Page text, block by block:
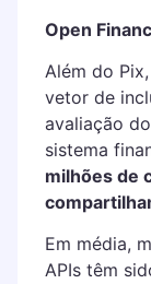
Open
Além do
vetor de
avaliação
sistema
milhões de
Em média,
APIs têm